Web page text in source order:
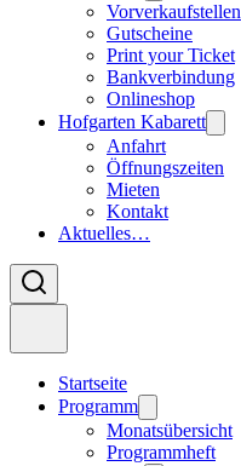
Vorverkaufstellen
Gutscheine
Print your Ticket
Bankverbindung
Onlineshop
Hofgarten Kabarett
Anfahrt
Öffnungszeiten
Mieten
Kontakt
Aktuelles…
Startseite
Programm
Monatsübersicht
Programmheft